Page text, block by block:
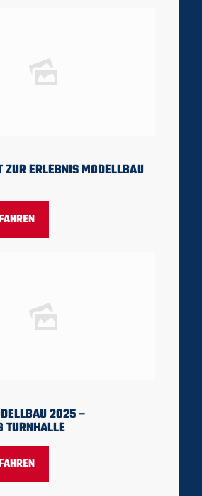
ZUR ERLEBNIS MODELLBAU
2025 –
TURNHALLE